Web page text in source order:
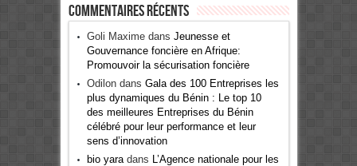
Commentaires récents
Goli Maximedans Jeunesse et
Gouvernance foncière en Afrique:
Promouvoir la sécurisation foncière
Odilondans Gala des 100 Entreprises les
plus dynamiques du Bénin : Le top 10
des meilleures Entreprises du Bénin
célébré pour leur performance et leur
sens d’innovation
bio yaradans
L’Agence nationale pour les